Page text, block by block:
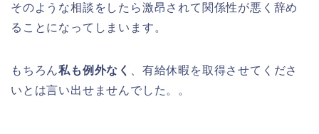
そのような相談をしたら激昂されて関係性が悪く辞め
ることになってしまいます。
もちろん私も例外なく
、有給休暇を取得させてくださ
いとは言い出せませんでした。。